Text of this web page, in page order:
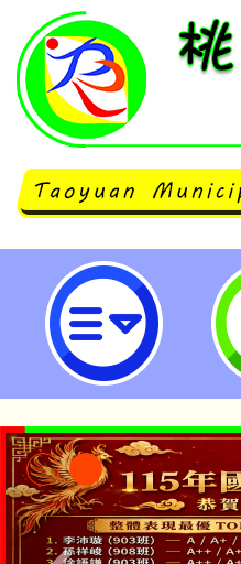
「A3數位素養
廣」活動-桃園